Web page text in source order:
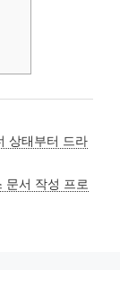
상태부터 드라
문서 작성 프로